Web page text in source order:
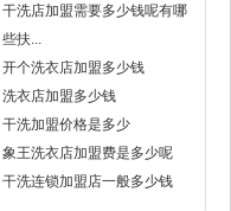
干洗店加盟需要多少钱呢有哪
些扶...
开个洗衣店加盟多少钱
洗衣店加盟多少钱
干洗加盟价格是多少
象王洗衣店加盟费是多少呢
干洗连锁加盟店一般多少钱